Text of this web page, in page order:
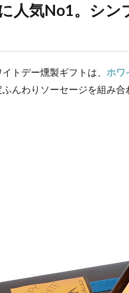
人気No1。シ
トデー燻製ギフトは、 ホワ
んわりソーセージを組み